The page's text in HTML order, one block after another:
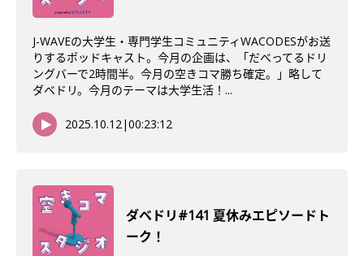
J-WAVEの大学生・専門学生コミュニティWACODESがお送
りするポッドキャスト。今月の企画は、「だべってるドリ
ングバーで2時間半。今月の空きコマ勝ち確定。」略して
ダベドリ。今月のテーマは大学生活！...
2025.10.12|00:23:12
ダベドリ#141 夏休みエピソードト
ーク！